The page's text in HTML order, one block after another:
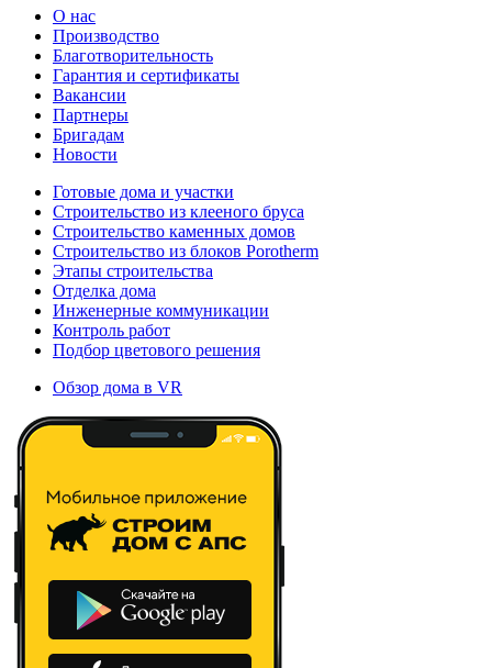
О нас
Производство
Благотворительность
Гарантия и сертификаты
Вакансии
Партнеры
Бригадам
Новости
Готовые дома и участки
Строительство из клееного бруса
Строительство каменных домов
Строительство из блоков Porotherm
Этапы строительства
Отделка дома
Инженерные коммуникации
Контроль работ
Подбор цветового решения
Обзор дома в VR